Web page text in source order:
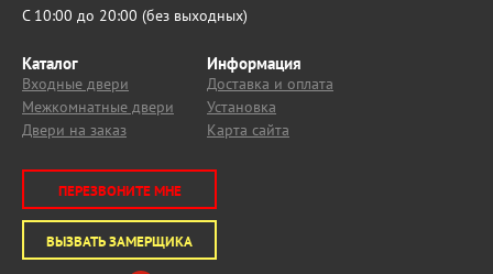
С 10:00 до 20:00 (без выходных)
Каталог
Входные двери
Межкомнатные двери
Двери на заказ
Информация
Доставка и оплата
Установка
Карта сайта
ПЕРЕЗВОНИТЕ МНЕ
ВЫЗВАТЬ ЗАМЕРЩИКА